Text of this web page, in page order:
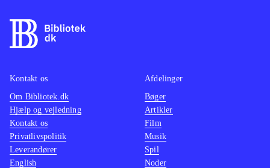
En fin kogebog med gode opskrifter
til den familie, der gerne vil prøve
fremmedartet, og som ønsker hjælp
til planlægning af aftensmåltidet
Kontakt os
Om Bibliotek.dk
Hjælp og vejledning
Kontakt os
Privatlivspolitik
Leverandører
English
Afdelinger
Bøger
Artikler
Film
Musik
Spil
Noder